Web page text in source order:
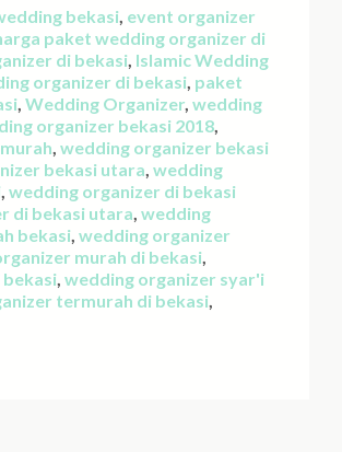
bekasi, event organizer
paket wedding organizer di
di bekasi, Islamic Wedding
organizer di bekasi, paket
, Wedding Organizer, wedding
organizer bekasi 2018,
, wedding organizer bekasi
bekasi utara, wedding
, wedding organizer di bekasi
di bekasi utara, wedding
bekasi, wedding organizer
murah di bekasi,
, wedding organizer syar'i
termurah di bekasi,